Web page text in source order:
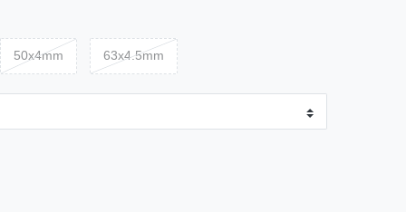
50x4mm 63x4.5mm